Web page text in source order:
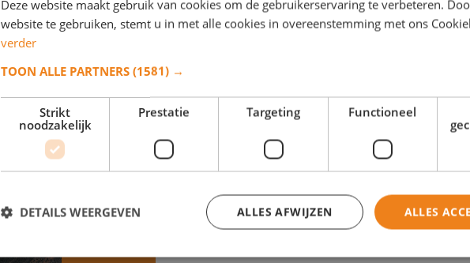
Donker Labrador
Deze website maakt gebruik van cookies om de gebruikerservaring te verbeteren.
website te gebruiken, stemt u in met alle cookies in overeenstemming met ons
verder
TOON ALLE PARTNERS (1581) →
Strikt
noodzakelijk
Prestatie Targeting Functioneel
ALLES
ALLES AFWIJZEN
DETAILS WEERGEVEN